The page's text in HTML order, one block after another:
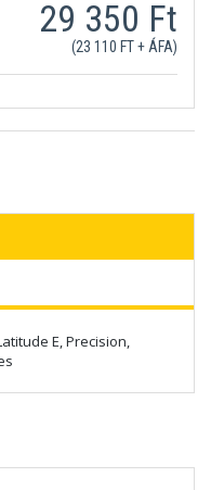
29 350 Ft
(23 110 FT + ÁFA)
E, Precision,